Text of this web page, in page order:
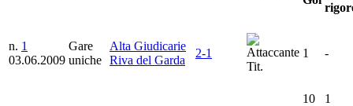
n. 1
03.06.2009
Gare
uniche
Alta Giudicarie
Riva del Garda
2-1
Tit.
1 -
10
1